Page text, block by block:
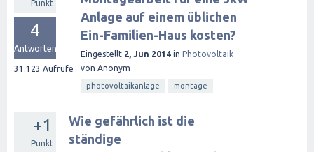
Punkt
4
Antworten
31.123 Aufrufe
Anlage auf einem üblichen
Ein-Familien-Haus kosten?
Eingestellt 2, Jun 2014 in Photovoltaik
von Anonym
photovoltaikanlage montage
+1
Punkt
Wie gefährlich ist die
ständige